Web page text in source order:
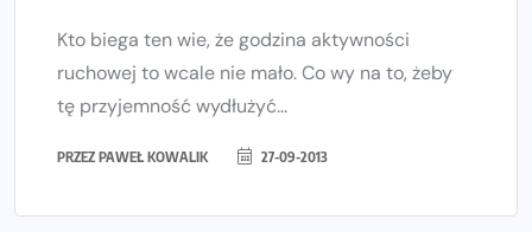
Kto biega ten wie, że godzina aktywności
ruchowej to wcale nie mało. Co wy na to, żeby
tę przyjemność wydłużyć...
PRZEZ PAWEŁ KOWALIK 27-09-2013